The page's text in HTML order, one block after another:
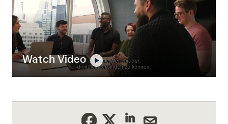
Watch Video